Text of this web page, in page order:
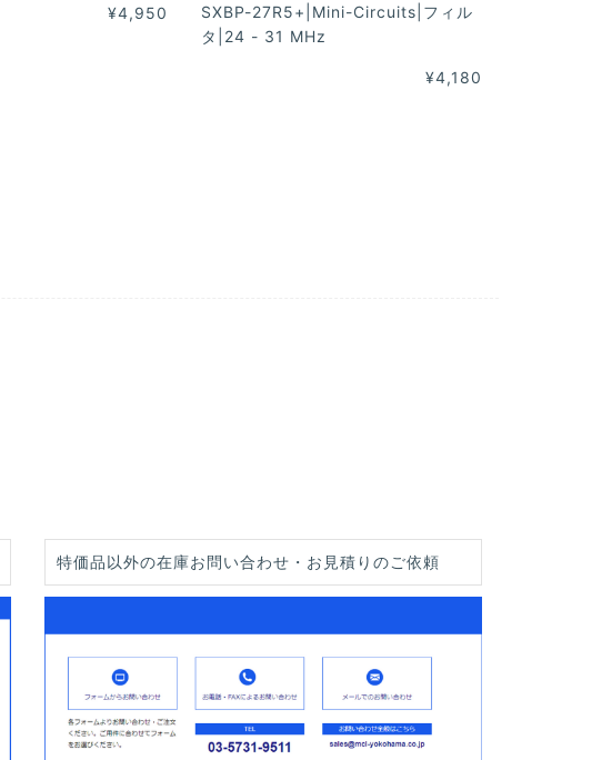
¥4,950
SXBP-27R5+|Mini-Circuits|フィル
タ|24 - 31 MHz
¥4,180
特価品以外の在庫お問い合わせ・お見積りのご依頼